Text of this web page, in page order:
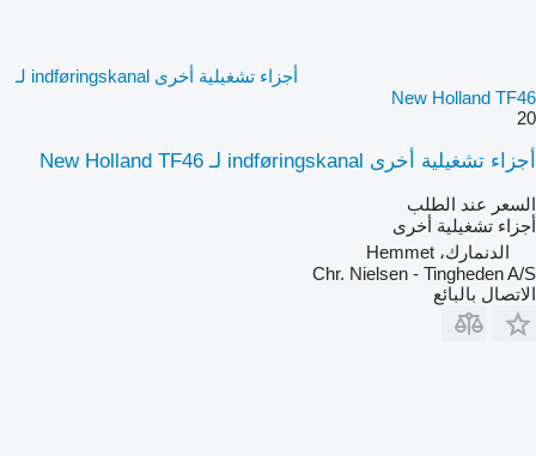
أجزاء تشغيلية أخرى indføringskanal لـ
New Holland TF46
20
أجزاء تشغيلية أخرى indføringskanal لـ New Holland TF46
السعر عند الطلب
أجزاء تشغيلية أخرى
الدنمارك، Hemmet
Chr. Nielsen - Tingheden A/S
الاتصال بالبائع